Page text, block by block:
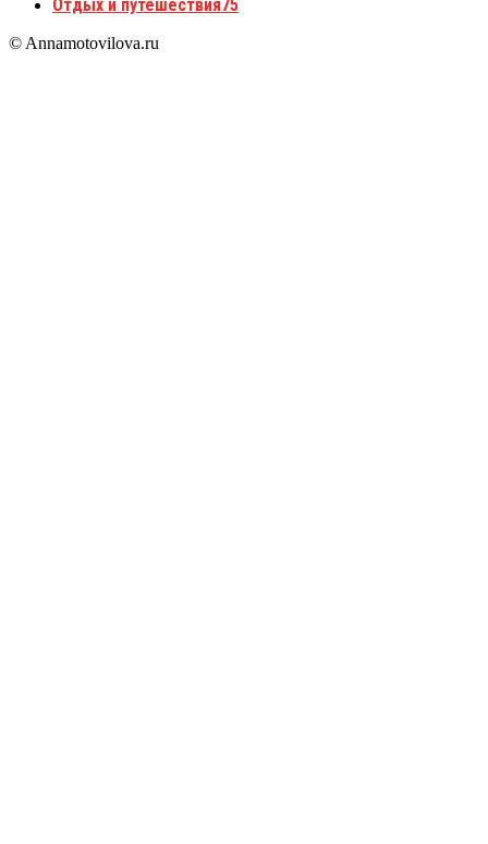
Отдых и путешествия75
© Annamotovilova.ru